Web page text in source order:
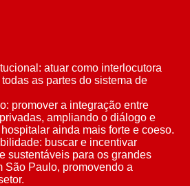
atuar como interlocutora
as partes do sistema de
promover a integração entre
ampliando o diálogo e
ainda mais forte e coeso.
buscar e incentivar
sustentáveis para os grandes
São Paulo, promovendo a